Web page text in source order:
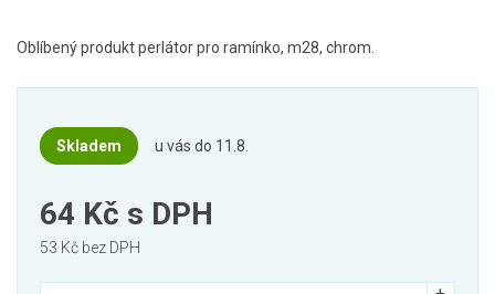
Oblíbený produkt perlátor pro ramínko, m28, chrom.
Skladem u vás do 11.8.
64 Kč s DPH
53 Kč bez DPH